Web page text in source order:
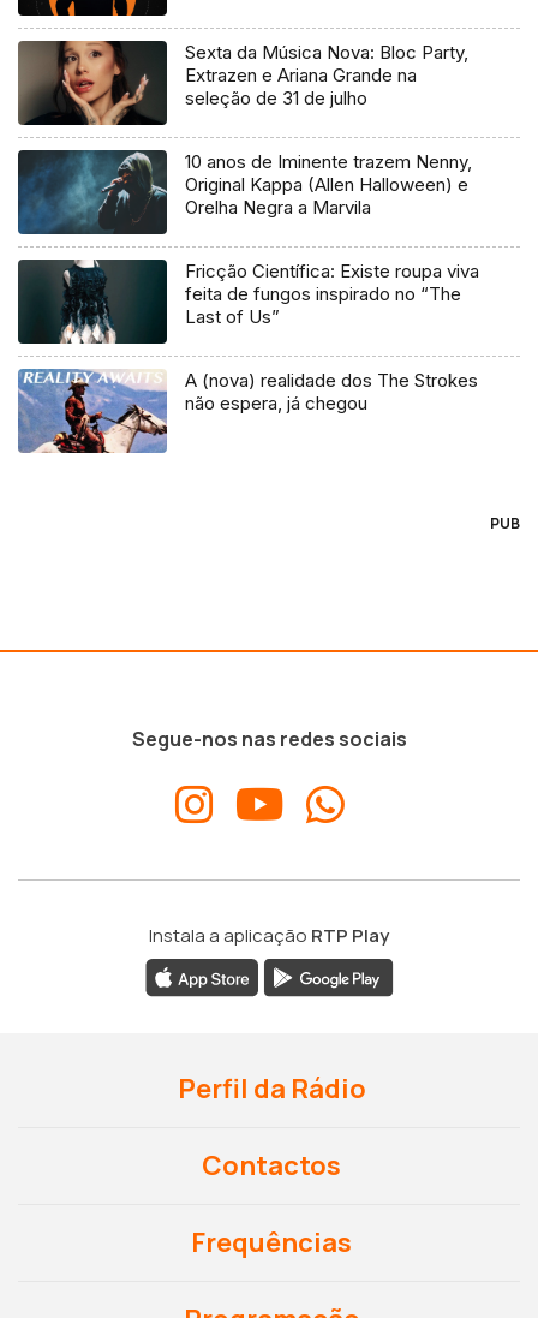
Sexta da Música Nova: Bloc Party,
Extrazen e Ariana Grande na
seleção de 31 de julho
10 anos de Iminente trazem Nenny,
Original Kappa (Allen Halloween) e
Orelha Negra a Marvila
Fricção Científica: Existe roupa viva
feita de fungos inspirado no “The
Last of Us”
A (nova) realidade dos The Strokes
não espera, já chegou
PUB
Segue-nos nas redes sociais
Instala a aplicação RTP Play
Perfil da Rádio
Contactos
Frequências